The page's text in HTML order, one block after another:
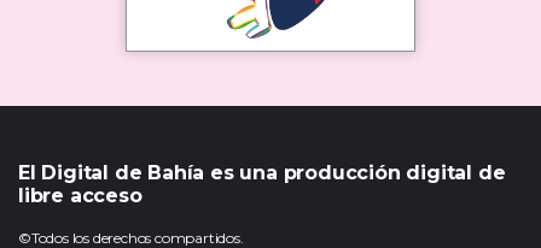
El Digital de Bahía es una producción digital de
libre acceso
©Todos los derechos compartidos.